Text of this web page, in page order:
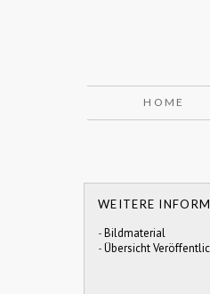
HOME
WEITERE
-Bildmaterial
-Übersicht